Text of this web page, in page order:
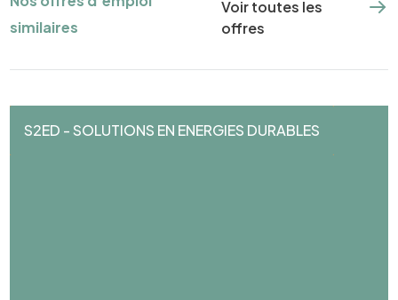
similaires
Voir toutes les
offres
S2ED - SOLUTIONS EN ENERGIES DURABLES